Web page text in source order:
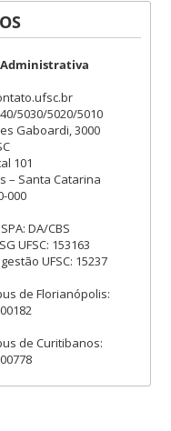
5030/5020/5010
Gaboardi, 3000
101
– Santa Catarina
000
DA/CBS
UFSC: 153163
UFSC: 15237
de Florianópolis:
de Curitibanos: